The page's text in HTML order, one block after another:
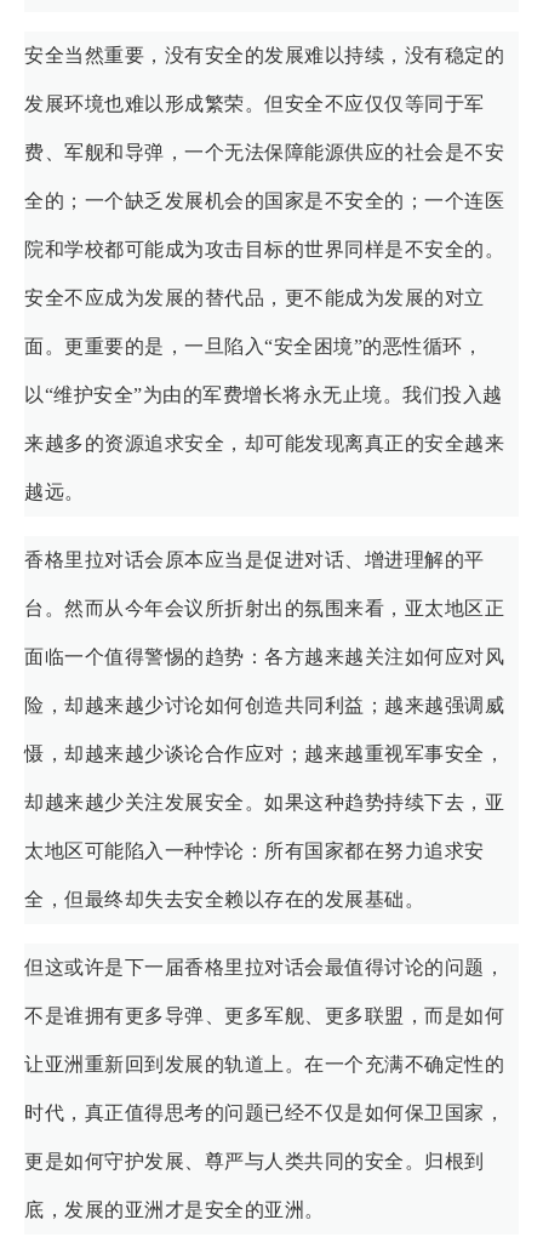
安全当然重要，没有安全的发展难以持续，没有稳定的
发展环境也难以形成繁荣。但安全不应仅仅等同于军
费、军舰和导弹，一个无法保障能源供应的社会是不安
全的；一个缺乏发展机会的国家是不安全的；一个连医
院和学校都可能成为攻击目标的世界同样是不安全的。
安全不应成为发展的替代品，更不能成为发展的对立
面。更重要的是，一旦陷入“安全困境”的恶性循环，
以“维护安全”为由的军费增长将永无止境。我们投入越
来越多的资源追求安全，却可能发现离真正的安全越来
越远。
香格里拉对话会原本应当是促进对话、增进理解的平
台。然而从今年会议所折射出的氛围来看，亚太地区正
面临一个值得警惕的趋势：各方越来越关注如何应对风
险，却越来越少讨论如何创造共同利益；越来越强调威
慑，却越来越少谈论合作应对；越来越重视军事安全，
却越来越少关注发展安全。如果这种趋势持续下去，亚
太地区可能陷入一种悖论：所有国家都在努力追求安
全，但最终却失去安全赖以存在的发展基础。
但这或许是下一届香格里拉对话会最值得讨论的问题，
不是谁拥有更多导弹、更多军舰、更多联盟，而是如何
让亚洲重新回到发展的轨道上。在一个充满不确定性的
时代，真正值得思考的问题已经不仅是如何保卫国家，
更是如何守护发展、尊严与人类共同的安全。归根到
底，发展的亚洲才是安全的亚洲。